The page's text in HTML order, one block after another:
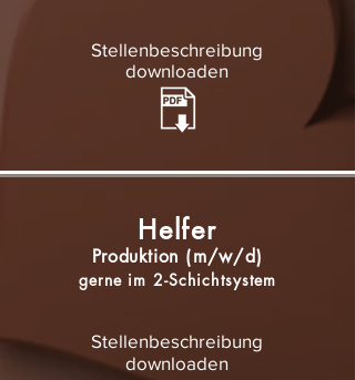
Stellenbeschreibung
downloaden
Helfer
Produktion (m/w/d)
gerne im 2-Schichtsystem
Stellenbeschreibung
downloaden